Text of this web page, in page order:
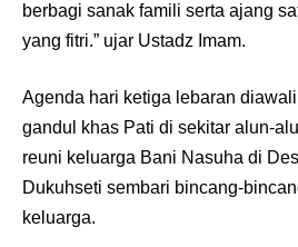
berbagi sanak famili serta ajang
yang fitri.” ujar Ustadz Imam.
Agenda hari ketiga lebaran
gandul khas Pati di sekitar alun-
reuni keluarga Bani Nasuha di
Dukuhseti sembari bincang-
keluarga.